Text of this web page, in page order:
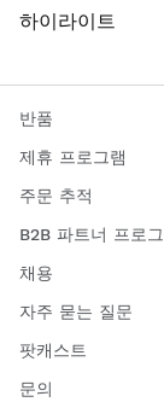
하이라이트
반품
제휴 프로그램
주문 추적
B2B 파트너 프로
채용
자주 묻는 질문
팟캐스트
문의